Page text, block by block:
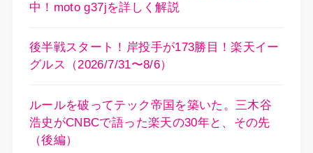
中！moto g37jを詳しく解説
後半戦スタート！岸投手が173勝目！楽天イー
グルス（2026/7/31〜8/6）
ルールを破ってテック帝国を築いた。三木谷
浩史がCNBCで語った楽天の30年と、その先
（後編）